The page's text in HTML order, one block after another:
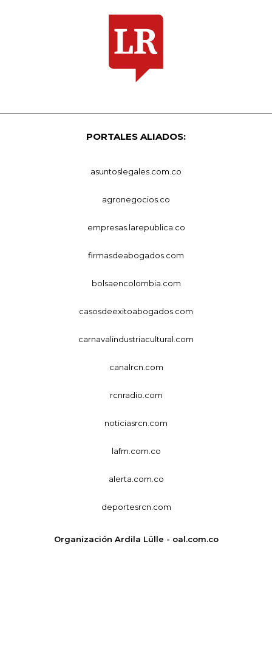
PORTALES ALIADOS:
asuntoslegales.com.co
agronegocios.co
empresas.larepublica.co
firmasdeabogados.com
bolsaencolombia.com
casosdeexitoabogados.com
carnavalindustriacultural.com
canalrcn.com
rcnradio.com
noticiasrcn.com
lafm.com.co
alerta.com.co
deportesrcn.com
Organización Ardila Lülle - oal.com.co